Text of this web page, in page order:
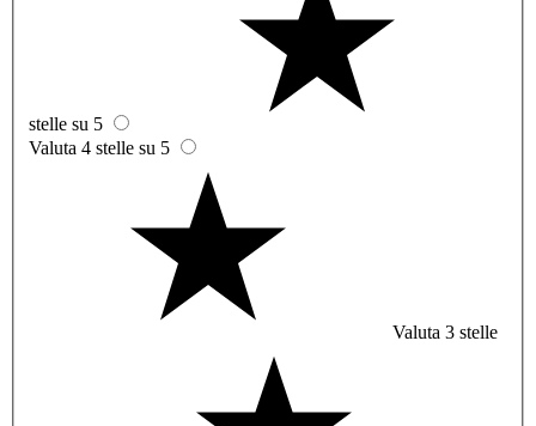
stelle su 5
Valuta 4 stelle su 5
Valuta 3 stelle